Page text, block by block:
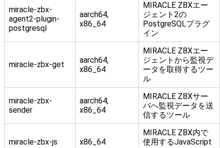
miracle-zbx-
agent2-plugin-
postgresql
aarch64,
x86_64
MIRACLE ZBXエー
ジェント2の
PostgreSQLプラグ
イン
miracle-zbx-get
aarch64,
x86_64
MIRACLE ZBXエー
ジェントから監視デ
ータを取得するツー
ル
miracle-zbx-
sender
aarch64,
x86_64
MIRACLE ZBXサー
バへ監視データを送
信するツール
miracle-zbx-js x86_64
MIRACLE ZBX内で
使用するJavaScript